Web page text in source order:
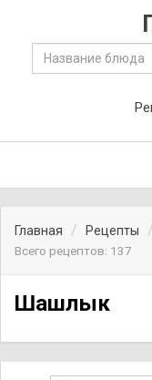
Главная Рецепты
Всего рецептов: 137
Шашлык